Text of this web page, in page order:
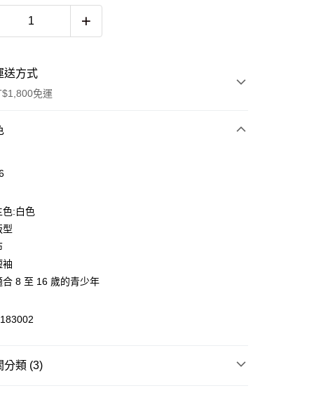
送方式
免運
付款
色:白色
型
袖
合 8 至 16 歲的青少年
分類 (3)